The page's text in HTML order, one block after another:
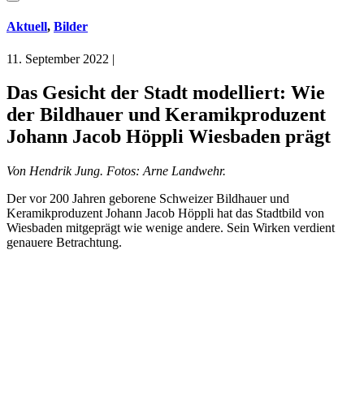
Aktuell, Bilder
11. September 2022 |
Das Gesicht der Stadt modelliert: Wie
der Bildhauer und Keramikproduzent
Johann Jacob Höppli Wiesbaden prägt
Von Hendrik Jung. Fotos: Arne Landwehr.
Der vor 200 Jahren geborene Schweizer Bildhauer und
Keramikproduzent Johann Jacob Höppli hat das Stadtbild von
Wiesbaden mitgeprägt wie wenige andere. Sein Wirken verdient
genauere Betrachtung.